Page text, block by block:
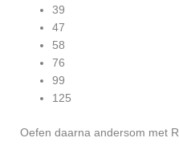
39
47
58
76
99
125
Oefen daarna andersom met